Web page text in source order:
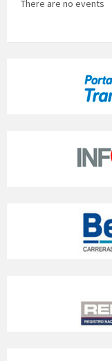
There are no events